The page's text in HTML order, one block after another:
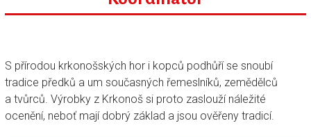
S přírodou krkonošských hor i kopců podhůří se snoubí
tradice předků a um současných řemeslníků, zemědělců
a tvůrců. Výrobky z Krkonoš si proto zaslouží náležité
ocenění, neboť mají dobrý základ a jsou ověřeny tradicí.